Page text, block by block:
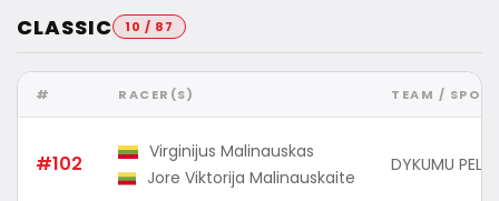
CLASSIC 10 / 87
# RACER(S) TEAM /
#102
Virginijus Malinauskas
Jore Viktorija Malinauskaite
DYKUMU